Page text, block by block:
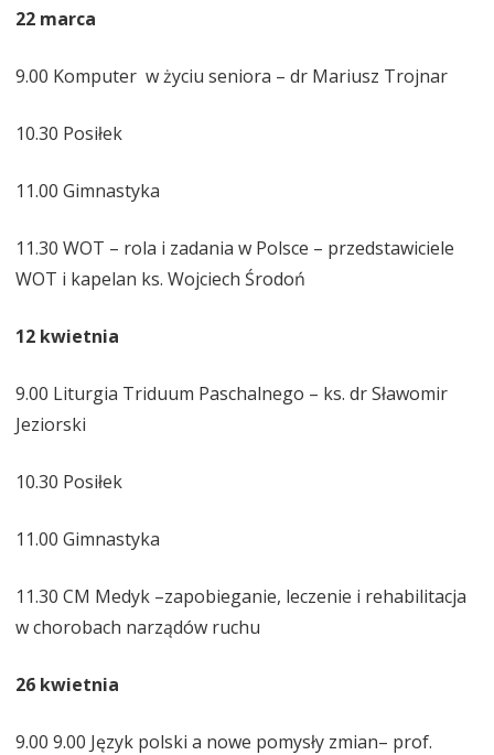
22 marca
9.00 Komputer w życiu seniora – dr Mariusz Trojnar
10.30 Posiłek
11.00 Gimnastyka
11.30 WOT – rola i zadania w Polsce – przedstawiciele
WOT i kapelan ks. Wojciech Środoń
12 kwietnia
9.00 Liturgia Triduum Paschalnego – ks. dr Sławomir
Jeziorski
10.30 Posiłek
11.00 Gimnastyka
11.30 CM Medyk –zapobieganie, leczenie i rehabilitacja
w chorobach narządów ruchu
26 kwietnia
9.00 9.00 Język polski a nowe pomysły zmian– prof.